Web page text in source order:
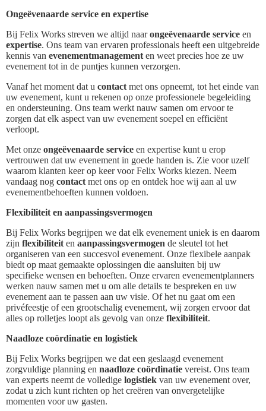
Ongeëvenaarde service en expertise
Bij Felix Works streven we altijd naarongeëvenaarde service en
expertise. Ons team van ervaren professionals heeft een uitgebreide
kennis van evenementmanagement en weet precies hoe ze uw
evenement tot in de puntjes kunnen verzorgen.
Vanaf het moment dat u contact met ons opneemt, tot het einde van
uw evenement, kunt u rekenen op onze professionele begeleiding
en ondersteuning. Ons team werkt nauw samen om ervoor te
zorgen dat elk aspect van uw evenement soepel en efficiënt
verloopt.
Met onze ongeëvenaarde service en expertise kunt u erop
vertrouwen dat uw evenement in goede handen is. Zie voor uzelf
waarom klanten keer op keer voor Felix Works kiezen. Neem
vandaag nog contact met ons op en ontdek hoe wij aan al uw
evenementbehoeften kunnen voldoen.
Flexibiliteit en aanpassingsvermogen
Bij Felix Works begrijpen we dat elk evenement uniek is en daarom
zijn flexibiliteit en aanpassingsvermogen de sleutel tot het
organiseren van een succesvol evenement. Onze flexibele aanpak
biedt op maat gemaakte oplossingen die aansluiten bij uw
specifieke wensen en behoeften. Onze ervaren evenementplanners
werken nauw samen met u om alle details te bespreken en uw
evenement aan te passen aan uw visie. Of het nu gaat om een
privéfeestje of een grootschalig evenement, wij zorgen ervoor dat
alles op rolletjes loopt als gevolg van onze flexibiliteit.
Naadloze coördinatie en logistiek
Bij Felix Works begrijpen we dat een geslaagd evenement
zorgvuldige planning en naadloze coördinatie vereist. Ons team
van experts neemt de volledige logistiek van uw evenement over,
zodat u zich kunt richten op het creëren van onvergetelijke
momenten voor uw gasten.